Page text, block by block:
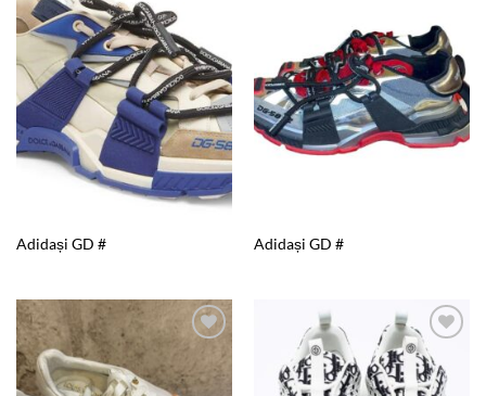
Adidași GD #
wishlist
Adidași GD #
wishlist
Add to
wishlist